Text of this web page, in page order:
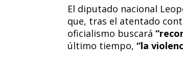
El diputado nacional
que, tras el atentado
oficialismo buscará
último tiempo, “la